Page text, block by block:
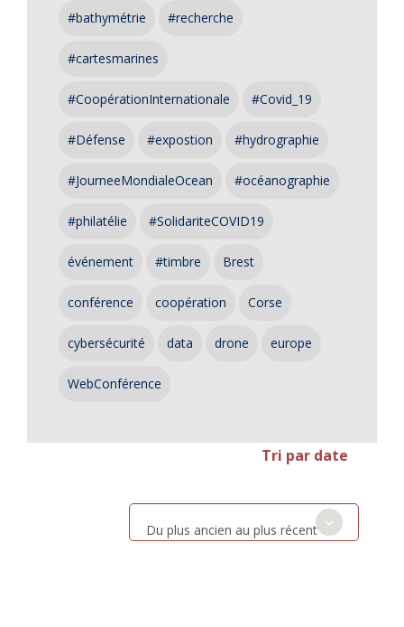
#bathymétrie #recherche
#cartesmarines
#CoopérationInternationale #Covid_19
#Défense #expostion #hydrographie
#JourneeMondialeOcean #océanographie
#philatélie #SolidariteCOVID19
événement #timbre Brest
conférence coopération Corse
cybersécurité data drone europe
WebConférence
Tri par date
Du plus ancien au plus récent